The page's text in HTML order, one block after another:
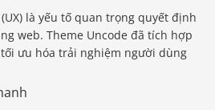
là yếu tố quan trọng quyết định
web. Theme Uncode đã tích hợp
ưu hóa trải nghiệm người dùng